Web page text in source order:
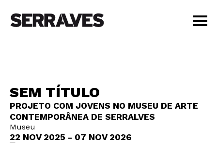
LOJA
PT | EN
BILHETES
AMIGOS
SEM TÍTULO
PROJETO COM JOVENS NO MUSEU DE ARTE
CONTEMPORÂNEA DE SERRALVES
Museu
22 NOV 2025 - 07 NOV 2026